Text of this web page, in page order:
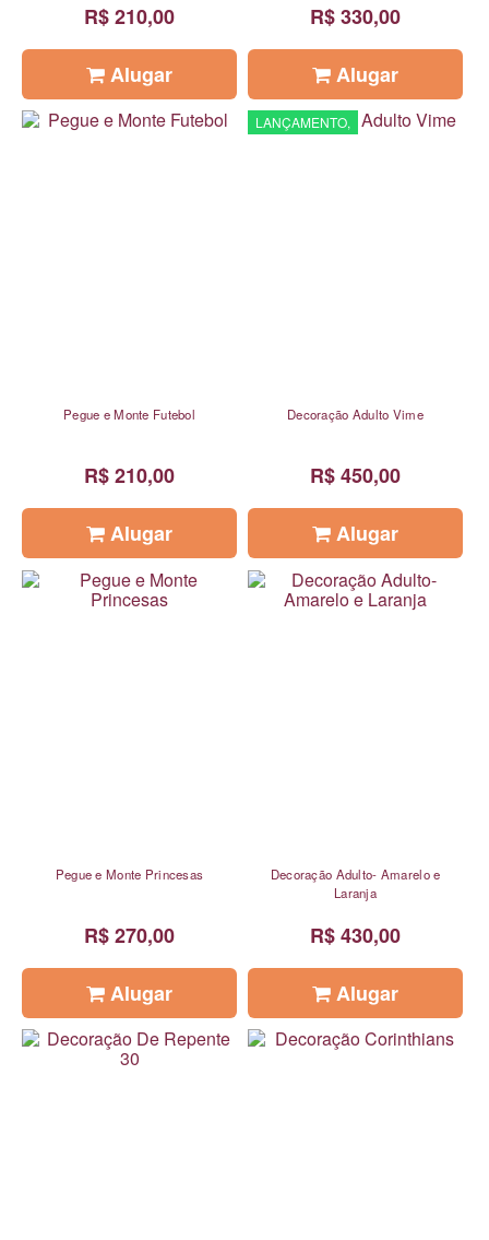
R$ 210,00
Alugar
R$ 330,00
Alugar
Pegue e Monte Futebol
R$ 210,00
Alugar
LANÇAMENTO,
Decoração Adulto Vime
R$ 450,00
Alugar
Pegue e Monte Princesas
R$ 270,00
Alugar
Decoração Adulto- Amarelo e
Laranja
R$ 430,00
Alugar